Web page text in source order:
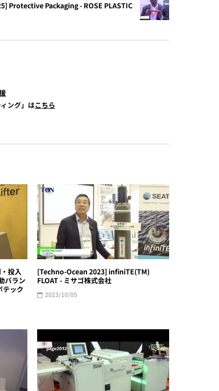
Protective Packaging - ROSE PLASTIC
ング」はこちら
投入
バラン
テック
[Techno-Ocean 2023] infiniTE(TM)
FLOAT - ミサゴ株式会社
2023/10/05